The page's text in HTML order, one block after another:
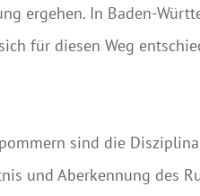
ergehen. In Baden-
für diesen Weg
sind die
und Aberkennung des